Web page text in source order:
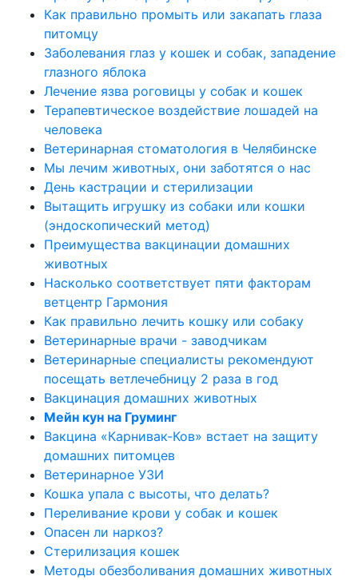
Как правильно промыть или закапать глаза
питомцу
Заболевания глаз у кошек и собак, западение
глазного яблока
Лечение язва роговицы у собак и кошек
Терапевтическое воздействие лошадей на
человека
Ветеринарная стоматология в Челябинске
Мы лечим животных, они заботятся о нас
День кастрации и стерилизации
Вытащить игрушку из собаки или кошки
(эндоскопический метод)
Преимущества вакцинации домашних
животных
Насколько соответствует пяти факторам
ветцентр Гармония
Как правильно лечить кошку или собаку
Ветеринарные врачи - заводчикам
Ветеринарные специалисты рекомендуют
посещать ветлечебницу 2 раза в год
Вакцинация домашних животных
Мейн кун на Груминг
Вакцина «Карнивак-Ков» встает на защиту
домашних питомцев
Ветеринарное УЗИ
Кошка упала с высоты, что делать?
Переливание крови у собак и кошек
Опасен ли наркоз?
Стерилизация кошек
Методы обезболивания домашних животных